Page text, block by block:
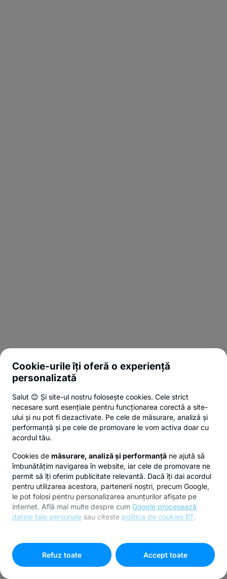
Cookie-urile îți oferă o experiență
personalizată
Salut 😊 Și site-ul nostru folosește cookies. Cele strict
necesare sunt esențiale pentru funcționarea corectă a site-
ului și nu pot fi dezactivate. Pe cele de măsurare, analiză și
performanță și pe cele de promovare le vom activa doar cu
acordul tău.
Cookies de măsurare, analiză și performanță ne ajută să
îmbunătățim navigarea în website, iar cele de promovare ne
permit să îți oferim publicitate relevantă. Dacă îți dai acordul
pentru utilizarea acestora, partenerii noștri, precum Google,
le pot folosi pentru personalizarea anunțurilor afișate pe
internet. Află mai multe despre cum Google procesează
datele tale personale sau citeste politica de cookies BT.
cookies"
Refuz toate
Accept toate